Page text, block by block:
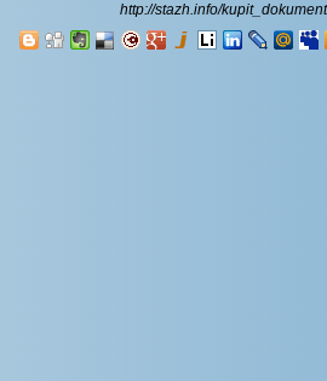
http://stazh.info/